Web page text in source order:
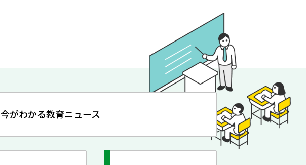
今がわかる教育ニュース